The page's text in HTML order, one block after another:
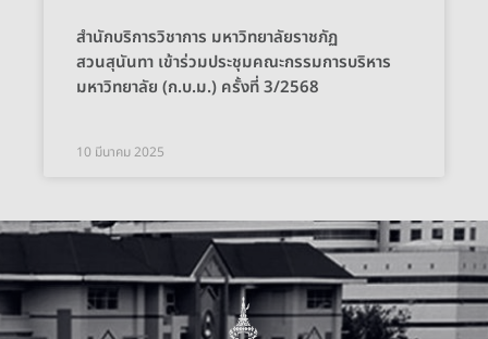
สำนักบริการวิชาการ มหาวิทยาลัยราชภัฏ
สวนสุนันทา เข้าร่วมประชุมคณะกรรมการบริหาร
มหาวิทยาลัย (ก.บ.ม.) ครั้งที่ 3/2568
10 มีนาคม 2025